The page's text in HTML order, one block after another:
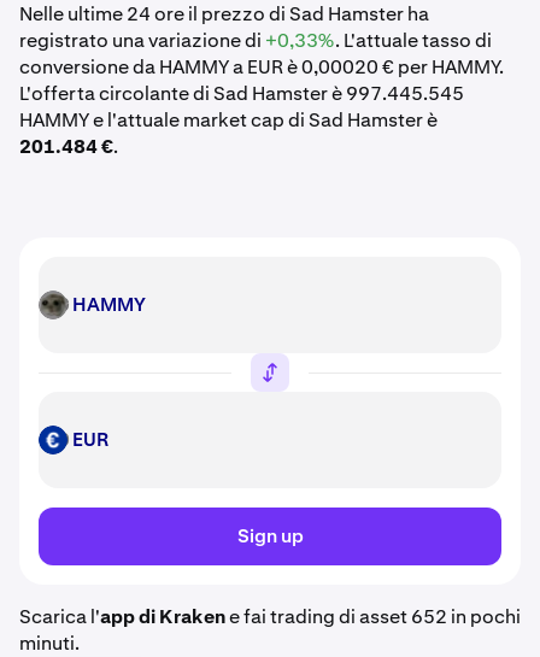
Nelle ultime 24 ore il prezzo di Sad Hamster ha
registrato una variazione di +0,33%. L'attuale tasso di
conversione da HAMMY a EUR è 0,00020 € per HAMMY.
L'offerta circolante di Sad Hamster è 997.445.545
HAMMY e l'attuale market cap di Sad Hamster è
201.484 €.
HAMMY HAMMY
EUR EUR
Sign up
Scarica l'app di Krakene fai trading di asset 652 in pochi
minuti.